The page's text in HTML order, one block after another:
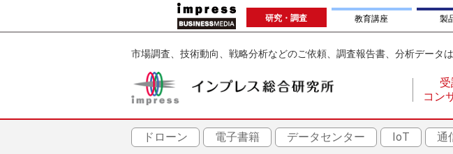
ン
研究・調査 教育講座 製
市場調査、技術動向、戦略分析などのご依頼、調査報告書、分析データ
メ
イ
受
コン
ドローン 電子書籍 データセンター IoT 通